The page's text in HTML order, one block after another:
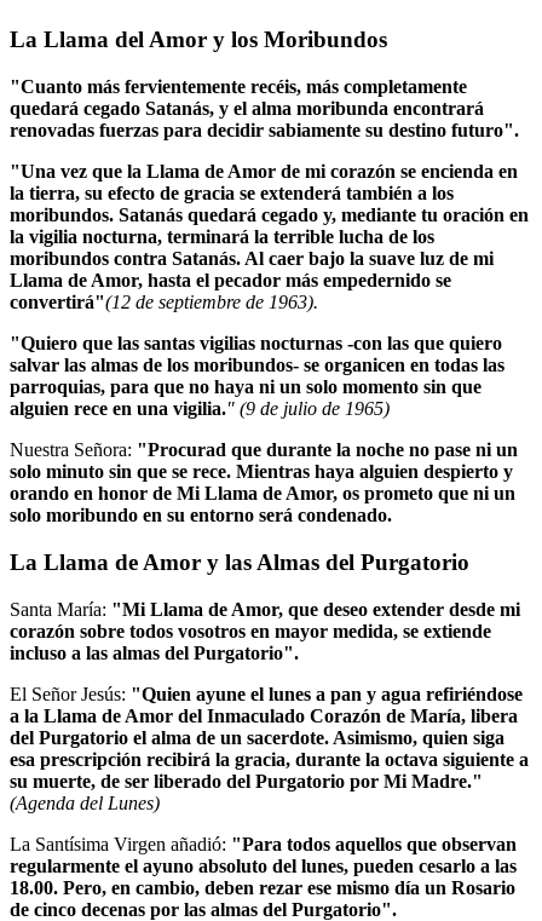
La Llama del Amor y los Moribundos
"Cuanto más fervientemente recéis, más completamente
quedará cegado Satanás, y el alma moribunda encontrará
renovadas fuerzas para decidir sabiamente su destino futuro".
"Una vez que la Llama de Amor de mi corazón se encienda en
la tierra, su efecto de gracia se extenderá también a los
moribundos. Satanás quedará cegado y, mediante tu oración en
la vigilia nocturna, terminará la terrible lucha de los
moribundos contra Satanás. Al caer bajo la suave luz de mi
Llama de Amor, hasta el pecador más empedernido se
convertirá"(12 de septiembre de 1963).
"Quiero que las santas vigilias nocturnas -con las que quiero
salvar las almas de los moribundos- se organicen en todas las
parroquias, para que no haya ni un solo momento sin que
alguien rece en una vigilia." (9 de julio de 1965)
Nuestra Señora: "Procurad que durante la noche no pase ni un
solo minuto sin que se rece. Mientras haya alguien despierto y
orando en honor de Mi Llama de Amor, os prometo que ni un
solo moribundo en su entorno será condenado.
La Llama de Amor y las Almas del Purgatorio
Santa María: "Mi Llama de Amor, que deseo extender desde mi
corazón sobre todos vosotros en mayor medida, se extiende
incluso a las almas del Purgatorio".
El Señor Jesús: "Quien ayune el lunes a pan y agua refiriéndose
a la Llama de Amor del Inmaculado Corazón de María, libera
del Purgatorio el alma de un sacerdote. Asimismo, quien siga
esa prescripción recibirá la gracia, durante la octava siguiente a
su muerte, de ser liberado del Purgatorio por Mi Madre."
(Agenda del Lunes)
La Santísima Virgen añadió: "Para todos aquellos que observan
regularmente el ayuno absoluto del lunes, pueden cesarlo a las
18.00. Pero, en cambio, deben rezar ese mismo día un Rosario
de cinco decenas por las almas del Purgatorio".